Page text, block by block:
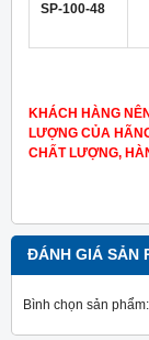
SP-100-48
KHÁCH HÀNG
LƯỢNG CỦA
CHẤT LƯỢNG,
ĐÁNH GIÁ SẢN
Bình chọn sản phẩm: